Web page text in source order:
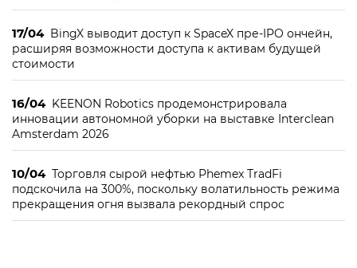
17/04 BingX выводит доступ к SpaceX пре-IPO ончейн,
расширяя возможности доступа к активам будущей
стоимости
16/04 KEENON Robotics продемонстрировала
инновации автономной уборки на выставке Interclean
Amsterdam 2026
10/04 Торговля сырой нефтью Phemex TradFi
подскочила на 300%, поскольку волатильность режима
прекращения огня вызвала рекордный спрос